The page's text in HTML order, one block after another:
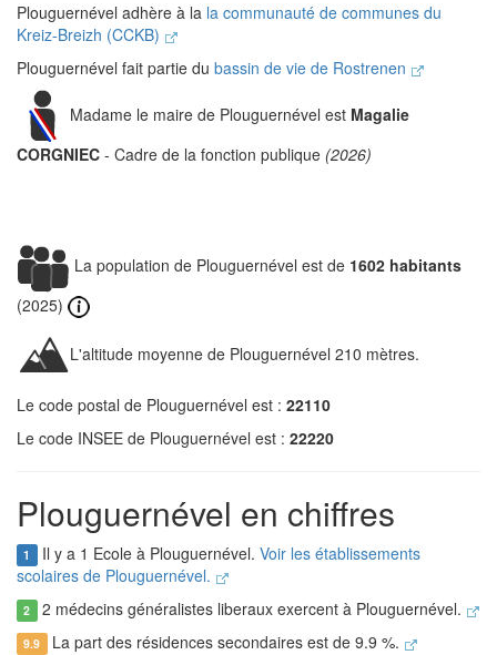
Plouguernével adhère à la la communauté de communes du
Kreiz-Breizh (CCKB)
Plouguernével fait partie du bassin de vie de Rostrenen
Madame le maire de Plouguernével est Magalie
CORGNIEC - Cadre de la fonction publique (2026)
La population de Plouguernével est de 1602 habitants
(2025)
L'altitude moyenne de Plouguernével 210 mètres.
Le code postal de Plouguernével est : 22110
Le code INSEE de Plouguernével est : 22220
Plouguernével en chiffres
1 Il y a 1 Ecole à Plouguernével. Voir les établissements
scolaires de Plouguernével.
2 2 médecins généralistes liberaux exercent à Plouguernével.
9.9 La part des résidences secondaires est de 9.9 %.